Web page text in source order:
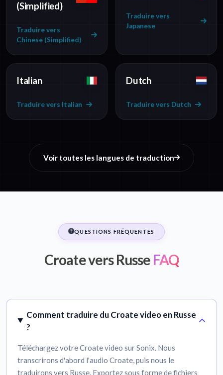
(Simplified)
Traduire vers
Chinese (Simplified)
Traduire vers
Japanese
Italian
Traduire vers Italian
Dutch
Traduire vers Dutch
Voir toutes les langues de traduction
QUESTIONS FRÉQUENTES
Croate vers Russe FAQ
Comment traduire du Croate video en Russe
?
Téléchargez votre Croate video sur Sonix. Nous
transcrirons d'abord l'audio Croate, puis nous le
traduirons vers Russe. Exportez sous forme de fichiers